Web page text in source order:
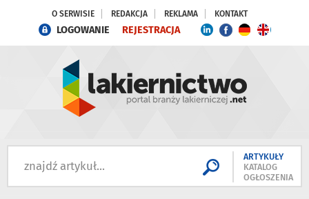
O SERWISIE REDAKCJA REKLAMA KONTAKT
LOGOWANIE REJESTRACJA
ARTYKUŁY
KATALOG
OGŁOSZENIA